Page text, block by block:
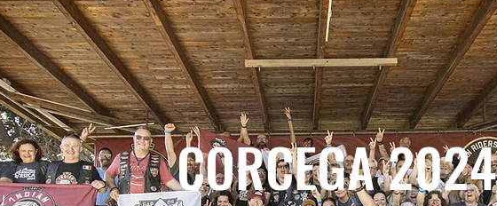
CORCEGA 2024